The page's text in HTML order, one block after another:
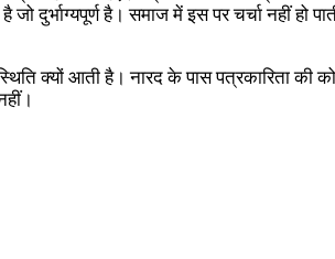
दुर्भाग्यपूर्ण है। समाज में इस पर चर्चा नहीं हो
क्यों आती है। नारद के पास पत्रकारिता की